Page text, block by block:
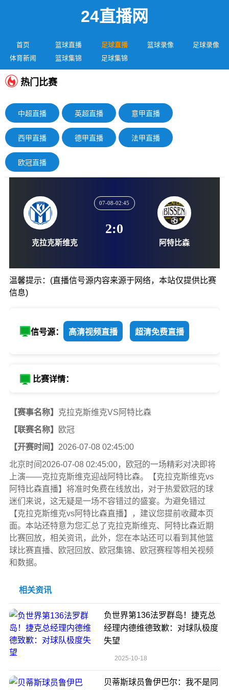
24直播网
首页 篮球直播 足球直播 篮球录像
足球录像
体育新闻
篮球集锦 足球集锦
热门比赛
中超直播 英超直播 意甲直播
西甲直播 德甲直播 法甲直播
欧冠直播
2:0
温馨提示：(直播信号源内容来源于网络，本站仅提供比赛
信息)
信号源： 高清视频直播 超清免费直播
比赛详情：
【赛事名称】 克拉克斯维克VS阿特比森
【联赛名称】
欧冠
【开赛时间】 2026-07-08 02:45:00
北京时间2026-07-08 02:45:00，欧冠的一场精彩对决即将
上演——克拉克斯维克迎战阿特比森。【克拉克斯维克vs
阿特比森直播】将准时免费在线放出，对于热爱欧冠的球
迷们来说，这无疑是一场不容错过的盛宴。为避免错过
【克拉克斯维克vs阿特比森直播】，建议您提前收藏本页
面。本站还特意为您汇总了克拉克斯维克、阿特比森近期
比赛回放，相关资讯，此外，您在本站还可以看到其他篮
球比赛直播、欧冠回放、欧冠集锦、欧冠赛程等相关视频
和数据。
相关资讯
负世界第136法罗群岛！捷克总
经理内德维德致歉：对球队极度
失望
2025-10-18
贝蒂斯球员鲁伊巴尔：我不是同